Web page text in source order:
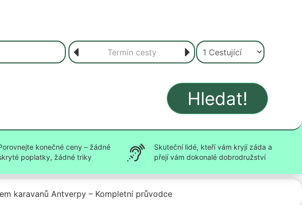
Hledat!
konečné ceny – žádné
poplatky, žádné triky
Skuteční lidé, kteří vám kryjí záda a
přejí vám dokonalé dobrodružství
karavanů Antverpy – Kompletní průvodce